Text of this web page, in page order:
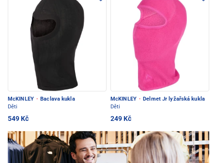
McKINLEY · Baclava kukla
Děti
549 Kč
McKINLEY · Delmet Jr lyžařská kukla
Děti
249 Kč